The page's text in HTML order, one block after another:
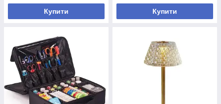
Купити Купити